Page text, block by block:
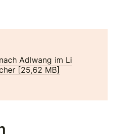
Adlwang im Li
[25,62 MB]